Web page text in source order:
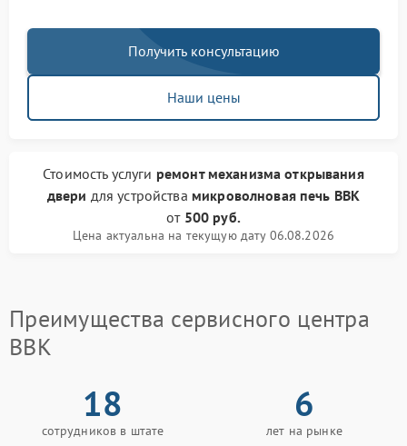
Получить консультацию
Наши цены
Стоимость услуги ремонт механизма открывания
двери для устройства микроволновая печь BBK
от 500 руб.
Цена актуальна на текущую дату 06.08.2026
Преимущества сервисного центра
BBK
18
сотрудников в штате
6
лет на рынке